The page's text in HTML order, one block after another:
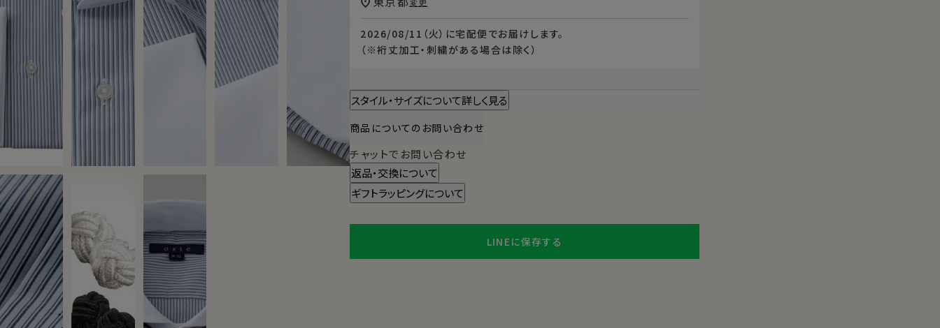
2026/08/11（火） に宅配便 でお届けします。
（※裄丈加工・刺繍がある場合は除く）
スタイル・サイズについて詳しく見る
商品についてのお問い合わせ
チャットでお問い合わせ
返品・交換について
ギフトラッピングについて
LINEに保存する